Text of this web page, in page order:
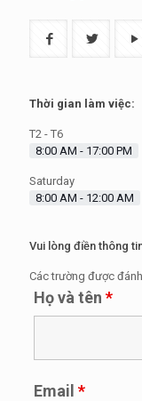
Thời gian làm việc:
T2 - T6
8:00 AM - 17:00 PM
Saturday
8:00 AM - 12:00 AM
Vui lòng điền thông
Các trường được
Họ và tên *
Email *